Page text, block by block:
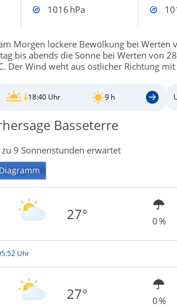
1016 hPa
Morgen lockere Bewölkung bei Werten
bis abends die Sonne bei Werten von
Der Wind weht aus östlicher Richtung
18:40 Uhr 9 h
Basseterre
9 Sonnenstunden erwartet
Diagramm
27° 0 %
Uhr
27° 0 %